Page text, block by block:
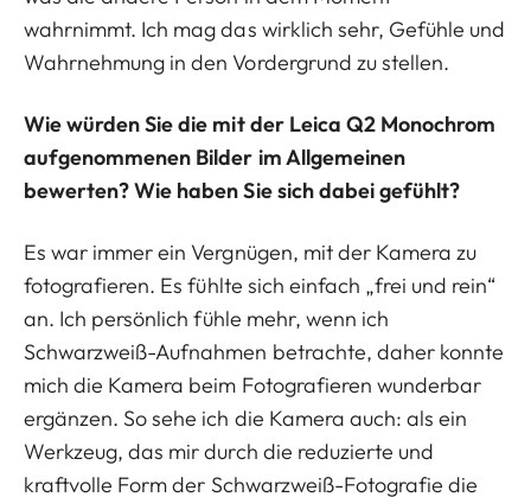
wahrnimmt. Ich mag das wirklich sehr, Gefühle und
Wahrnehmung in den Vordergrund zu stellen.
Wie würden Sie die mit der Leica Q2 Monochrom
aufgenommenen Bilder im Allgemeinen
bewerten? Wie haben Sie sich dabei gefühlt?
Es war immer ein Vergnügen, mit der Kamera zu
fotografieren. Es fühlte sich einfach „frei und rein“
an. Ich persönlich fühle mehr, wenn ich
Schwarzweiß-Aufnahmen betrachte, daher konnte
mich die Kamera beim Fotografieren wunderbar
ergänzen. So sehe ich die Kamera auch: als ein
Werkzeug, das mir durch die reduzierte und
kraftvolle Form der Schwarzweiß-Fotografie die